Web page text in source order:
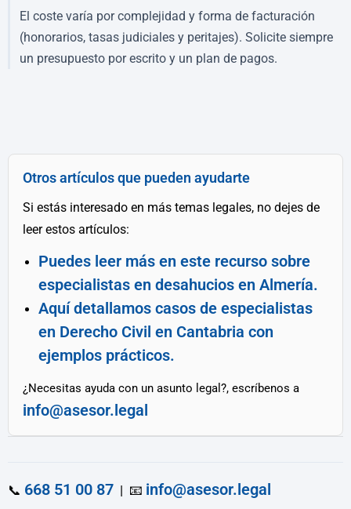
El coste varía por complejidad y forma de facturación
(honorarios, tasas judiciales y peritajes). Solicite siempre
un presupuesto por escrito y un plan de pagos.
Otros artículos que pueden ayudarte
Si estás interesado en más temas legales, no dejes de
leer estos artículos:
Puedes leer más en este recurso sobre
especialistas en desahucios en Almería.
Aquí detallamos casos de especialistas
en Derecho Civil en Cantabria con
ejemplos prácticos.
¿Necesitas ayuda con un asunto legal?, escríbenos a
info@asesor.legal
📞 668 51 00 87 | 📧 info@asesor.legal